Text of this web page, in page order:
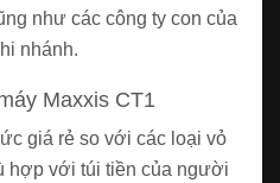
như các công ty con của
nhánh.
Maxxis CT1
giá rẻ so với các loại vỏ
hợp với túi tiền của người